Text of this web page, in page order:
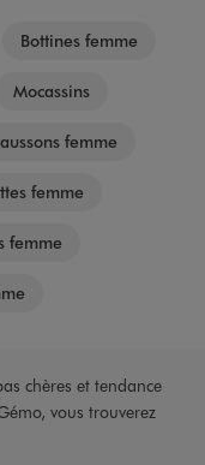
Bottines femme
Mocassins
femme
femme
femme
chères et tendance
vous trouverez